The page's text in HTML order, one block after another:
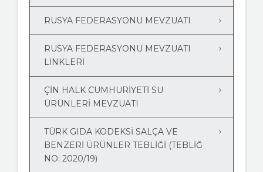
RUSYA FEDERASYONU MEVZUATI
RUSYA FEDERASYONU MEVZUATI
LİNKLERİ
ÇİN HALK CUMHURİYETİ SU
ÜRÜNLERİ MEVZUATI
TÜRK GIDA KODEKSİ SALÇA VE
BENZERİ ÜRÜNLER TEBLİĞİ (TEBLİĞ
NO: 2020/19)